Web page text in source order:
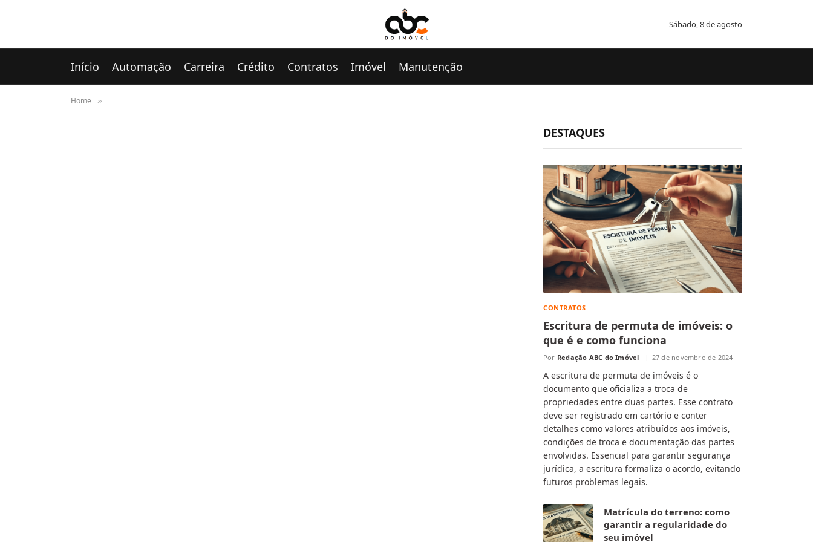
Sábado, 8 de agosto
Início Automação Carreira Crédito Contratos Imóvel Manutenção
Home »
DESTAQUES
CONTRATOS
Escritura de permuta de imóveis: o
que é e como funciona
Por Redação ABC do Imóvel 27 de novembro de 2024
A escritura de permuta de imóveis é o
documento que oficializa a troca de
propriedades entre duas partes. Esse contrato
deve ser registrado em cartório e conter
detalhes como valores atribuídos aos imóveis,
condições de troca e documentação das partes
envolvidas. Essencial para garantir segurança
jurídica, a escritura formaliza o acordo, evitando
futuros problemas legais.
Matrícula do terreno: como
garantir a regularidade do
seu imóvel